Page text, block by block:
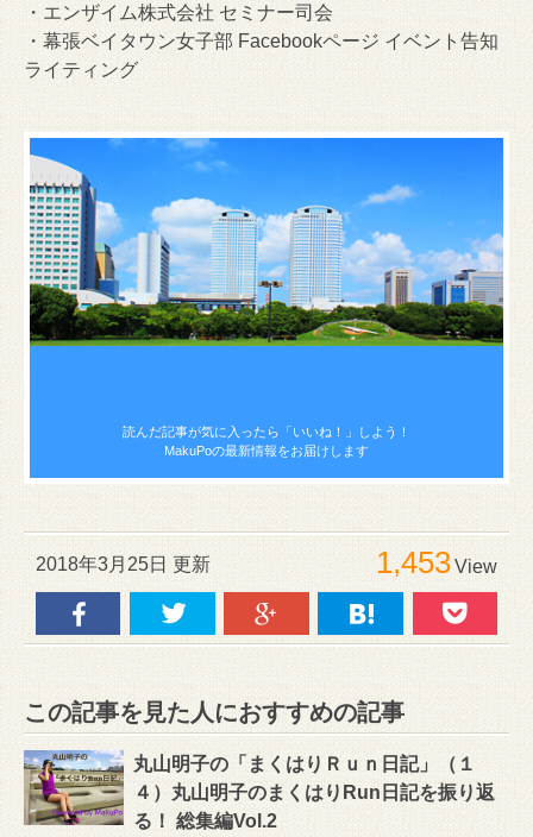
・エンザイム株式会社 セミナー司会
・幕張ベイタウン女子部 Facebookページ イベント告知
ライティング
読んだ記事が気に入ったら 「いいね！」しよう！
MakuPoの最新情報をお届けします
2018年3月25日 更新 1,453View
この記事を見た人におすすめの記事
丸山明子の「まくはりＲｕｎ日記」（１
４）丸山明子のまくはりRun日記を振り返
る！ 総集編Vol.2